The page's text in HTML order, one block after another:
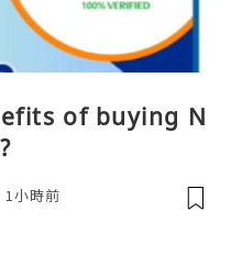
of buying N
1小時前